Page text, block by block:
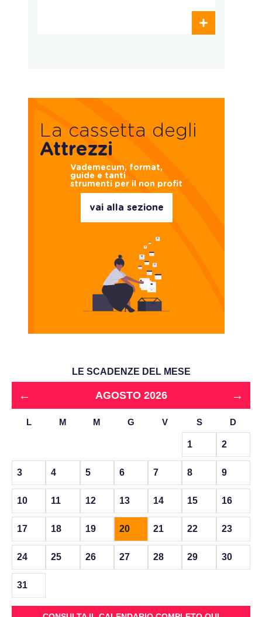
La cassetta degli
Attrezzi
Vademecum, format,
guide e tanti
strumenti per il non profit
vai alla sezione
LE SCADENZE DEL MESE
← AGOSTO 2026 →
L M M G V S D
1 2
3 4 5 6 7 8 9
10 11 12 13 14 15 16
17 18 19 20 21 22 23
24 25 26 27 28 29 30
31